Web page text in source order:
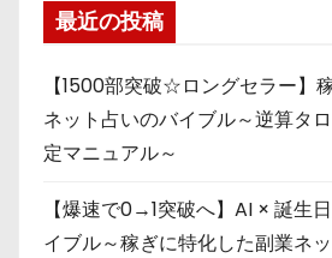
最近の投稿
【1500部突破☆ロングセラー】
ネット占いのバイブル～逆算タ
定マニュアル～
【爆速で0→1突破へ】AI × 誕生
イブル～稼ぎに特化した副業ネ